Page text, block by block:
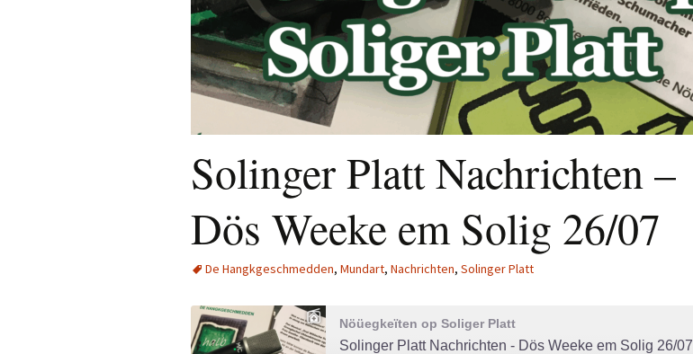
Solinger Platt Nachrichten –
Dös Weeke em Solig 26/07
De Hangkgeschmedden, Mundart, Nachrichten, Solinger Platt
Nöüegkeïten op Soliger Platt
Solinger Platt Nachrichten - Dös Weeke em Solig 26/07